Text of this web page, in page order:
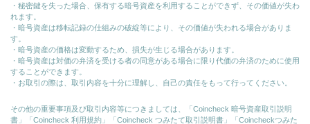
・秘密鍵を失った場合、保有する暗号資産を利用することができず、その価値が失わ
れます。
・暗号資産は移転記録の仕組みの破綻等により、その価値が失われる場合がありま
す。
・暗号資産の価格は変動するため、損失が生じる場合があります。
・暗号資産は対価の弁済を受ける者の同意がある場合に限り代価の弁済のために使⽤
することができます。
・お取引の際は、取引内容を十分に理解し、自己の責任をもって行ってください。
その他の重要事項及び取引内容等につきましては、「Coincheck 暗号資産取引説明
書」「Coincheck 利用規約」「Coincheck つみたて取引説明書」「Coincheckつみた